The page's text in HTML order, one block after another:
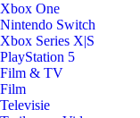
Xbox One
Nintendo Switch
Xbox Series X|S
PlayStation 5
Film & TV
Film
Televisie